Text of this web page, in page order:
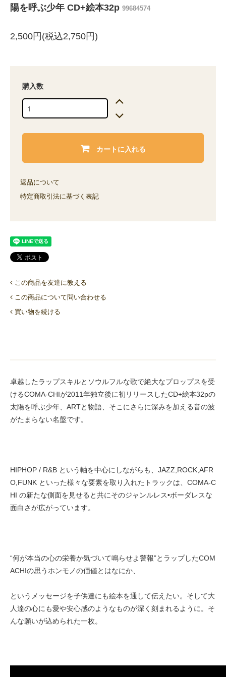
陽を呼ぶ少年 CD+絵本32p 99684574
2,500円(税込2,750円)
購入数
カートに入れる
返品について
特定商取引法に基づく表記
この商品を友達に教える
この商品について問い合わせる
買い物を続ける
卓越したラップスキルとソウルフルな歌で絶大なプロップスを受
けるCOMA-CHIが2011年独立後に初リリースしたCD+絵本32pの
太陽を呼ぶ少年、ARTと物語、そこにさらに深みを加える音の波
がたまらない名盤です。
HIPHOP / R&B という軸を中心にしながらも、JAZZ,ROCK,AFR
O,FUNK といった様々な要素を取り入れたトラックは、COMA-C
HI の新たな側面を見せると共にそのジャンルレス•ボーダレスな
面白さが広がっています。
“何が本当の心の栄養か気づいて鳴らせよ警報”とラップしたCOM
ACHIの思うホンモノの価値とはなにか、
というメッセージを子供達にも絵本を通して伝えたい。そして大
人達の心にも愛や安心感のようなものが深く刻まれるように。そ
んな願いが込められた一枚。